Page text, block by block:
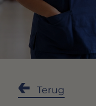
Terug